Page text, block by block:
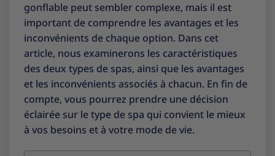
gonflable peut sembler complexe, mais il est
important de comprendre les avantages et les
inconvénients de chaque option. Dans cet
article, nous examinerons les caractéristiques
des deux types de spas, ainsi que les avantages
et les inconvénients associés à chacun. En fin de
compte, vous pourrez prendre une décision
éclairée sur le type de spa qui convient le mieux
à vos besoins et à votre mode de vie.